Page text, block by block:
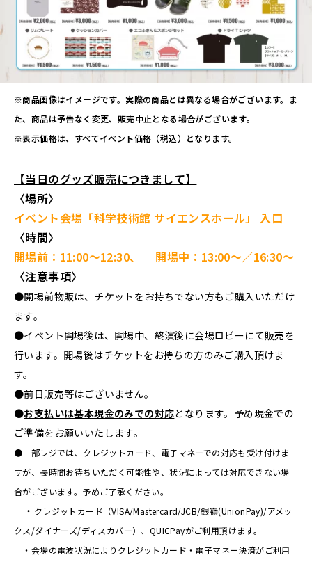
※商品画像はイメージです。実際の商品とは異なる場合がございます。ま
た、商品は予告なく変更、販売中止となる場合がございます。
※表示価格は、すべてイベント価格（税込）となります。
【当日のグッズ販売につきまして】
〈場所〉
イベント会場「科学技術館 サイエンスホール」 入口
〈時間〉
開場前：11:00～12:30、 開場中：13:00～／16:30～
〈注意事項〉
●開場前物販は、チケットをお持ちでない方もご購入いただけ
ます。
●イベント開場後は、開場中、終演後に会場ロビーにて販売を
行います。開場後はチケットをお持ちの方のみご購入頂けま
す。
●前日販売等はございません。
●お支払いは基本現金のみでの対応となります。予め現金での
ご準備をお願いいたします。
●一部レジでは、クレジットカード、電子マネーでの対応も受け付けま
すが、長時間お待ちいただく可能性や、状況によっては対応できない場
合がございます。予めご了承ください。
・ クレジットカード（VISA/Mastercard/JCB/銀嶺(UnionPay)/アメッ
クス/ダイナーズ/ディスカバー）、QUICPayがご利用頂けます。
・会場の電波状況によりクレジットカード・電子マネー決済がご利用